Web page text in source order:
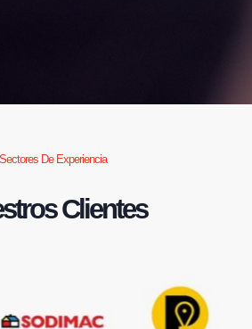
Sectores De Experiencia
Clientes